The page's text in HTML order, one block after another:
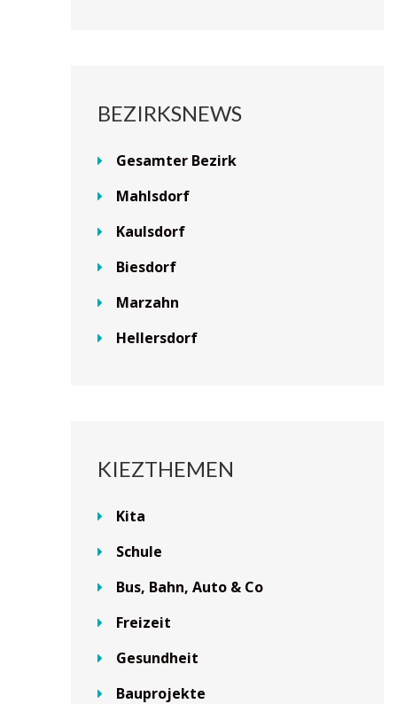
BEZIRKSNEWS
Gesamter Bezirk
Mahlsdorf
Kaulsdorf
Biesdorf
Marzahn
Hellersdorf
KIEZTHEMEN
Kita
Schule
Bus, Bahn, Auto & Co
Freizeit
Gesundheit
Bauprojekte